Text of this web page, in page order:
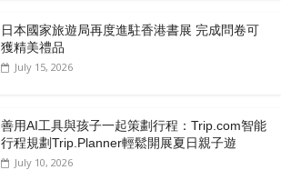
日本國家旅遊局再度進駐香港書展 完成問卷可
獲精美禮品
July 15, 2026
善用AI工具與孩子一起策劃行程：Trip.com智能
行程規劃Trip.Planner輕鬆開展夏日親子遊
July 10, 2026